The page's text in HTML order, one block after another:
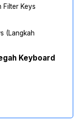
Filter Keys
(Langkah
Keyboard